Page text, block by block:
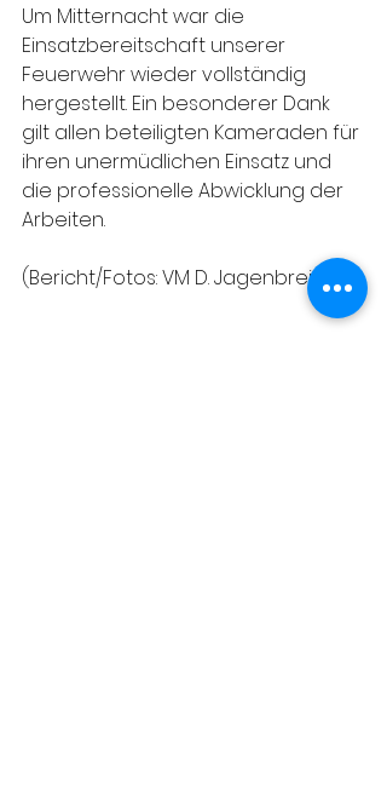
Um Mitternacht war die
Einsatzbereitschaft unserer
Feuerwehr wieder vollständig
hergestellt. Ein besonderer Dank
gilt allen beteiligten Kameraden für
ihren unermüdlichen Einsatz und
die professionelle Abwicklung der
Arbeiten.
(Bericht/Fotos: VM D. Jagenbrein)